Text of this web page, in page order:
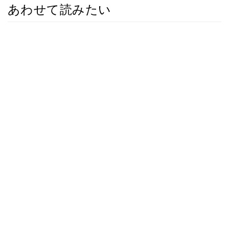
あわせて読みたい